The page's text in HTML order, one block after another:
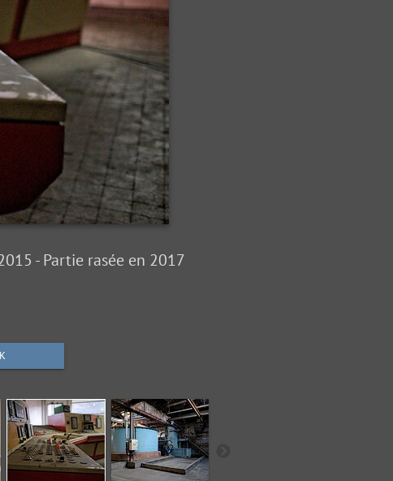
- Partie rasée en 2017